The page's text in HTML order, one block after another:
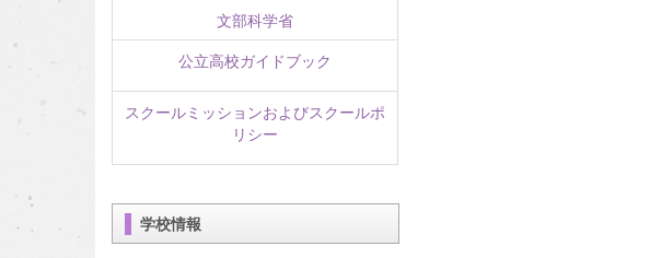
文部科学省
公立高校ガイドブック
スクールミッションおよびスクールポ
リシー
学校情報